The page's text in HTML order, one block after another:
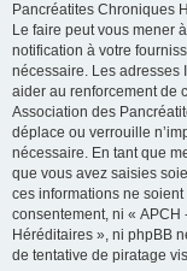
Pancréatites Chroniques
Le faire peut vous mener
notification à votre
nécessaire. Les adresses
aider au renforcement de
Association des
déplace ou verrouille
nécessaire. En tant que
que vous avez saisies
ces informations ne
consentement, ni «
Héréditaires », ni phpBB
de tentative de piratage